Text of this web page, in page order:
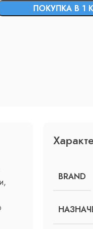
ПОКУПКА В 1
BRAND